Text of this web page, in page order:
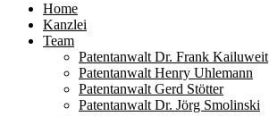
Home
Kanzlei
Team
Patentanwalt Dr. Frank Kailuweit
Patentanwalt Henry Uhlemann
Patentanwalt Gerd Stötter
Patentanwalt Dr. Jörg Smolinski